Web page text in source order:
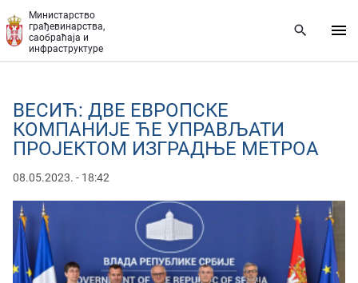
Министарство
грађевинарства,
саобраћаја и
инфраструктуре
ВЕСИЋ: ДВЕ ЕВРОПСКЕ
КОМПАНИЈЕ ЋЕ УПРАВЉАТИ
ПРОЈЕКТОМ ИЗГРАДЊЕ МЕТРОА
08.05.2023. - 18:42